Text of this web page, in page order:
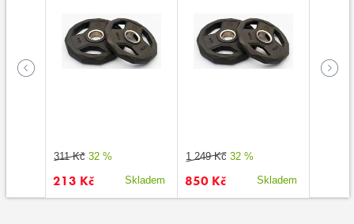
311 Kč 32 %
213 Kč Skladem
1 249 Kč 32 %
850 Kč Skladem